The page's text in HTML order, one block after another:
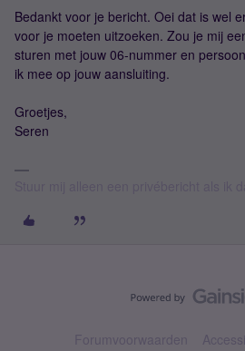
Bedankt voor je bericht. Oei dat is wel
voor je moeten uitzoeken. Zou je mij
sturen met jouw 06-nummer en
ik mee op jouw aansluiting.
Groetjes,
Seren
Forumvoorwaarden